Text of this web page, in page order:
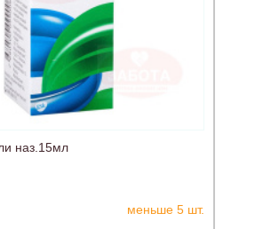
наз.15мл
меньше 5 шт.